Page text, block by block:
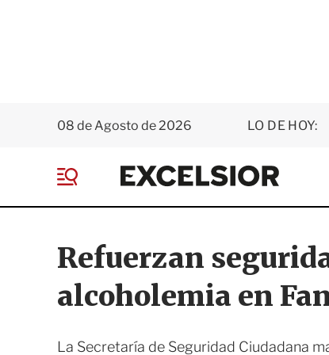
08 de Agosto de 2026 LO DE HOY:
E
x
e
i
o
r
e
Refuerzan
alcoholemia en
La Secretaría de Seguridad Ciudadana